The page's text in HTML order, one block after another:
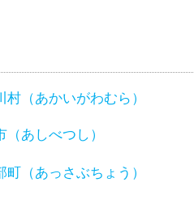
村（あかいがわむら）
（あしべつし）
町（あっさぶちょう）